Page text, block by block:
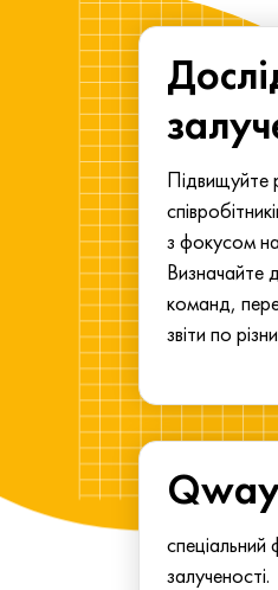
Підвищуйте
з фокусом на
Визначайте
команд,
звіти по
залученості.